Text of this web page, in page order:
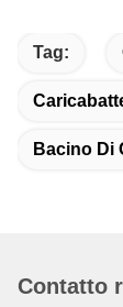
Tag:
Bacino Di
Contatto